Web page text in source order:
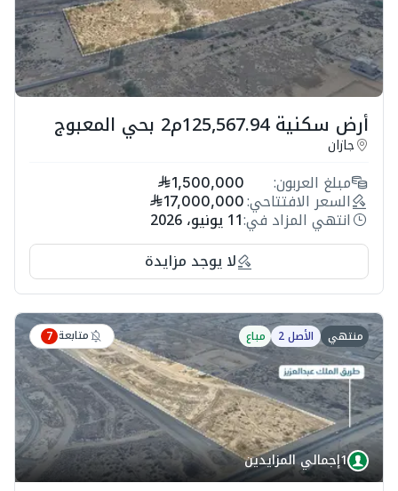
أرض سكنية 125,567.94م2 بحي المعبوج
جازان
مبلغ العربون: 1,500,000
السعر الافتتاحي: 17,000,000
انتهي المزاد في:11 يونيو، 2026
لا يوجد مزايدة
منتهي الأصل 2 مباع متابعة 7
1إجمالي المزايدين